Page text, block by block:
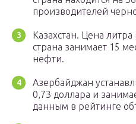
производителей
Казахстан. Цена
страна занимает 15
нефти.
Азербайджан
0,73 доллара и
данным в рейтинге